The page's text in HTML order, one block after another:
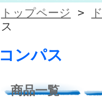
トップページ >
ス
コンパス
商品一覧